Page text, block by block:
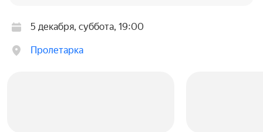
5 декабря, суббота, 19:00
Пролетарка